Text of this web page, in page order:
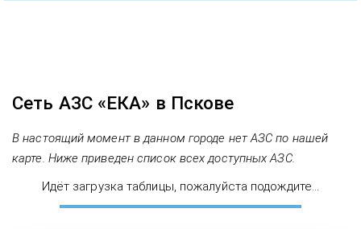
Сеть АЗС «ЕКА» в Пскове
В настоящий момент в данном городе нет АЗС по нашей
карте. Ниже приведен список всех доступных АЗС.
Идёт загрузка таблицы, пожалуйста подождите...